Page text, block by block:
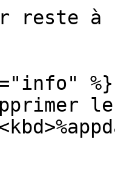
reste à
%}
le